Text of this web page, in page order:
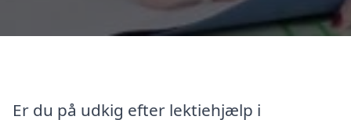
Er du på udkig efter lektiehjælp i